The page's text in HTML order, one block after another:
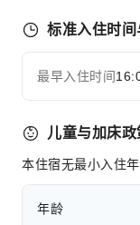
清洁服务
干洗服务
洗衣服务
公用区wifi
自动售货机
吸烟区
标准入住时间
最早入住时间
儿童与加床政
本住宿无最小入住
年龄